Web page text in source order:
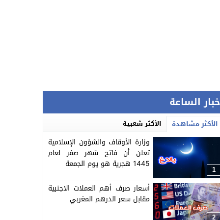
الساعة
الأكثر مشاهدة الأكثر شعبية
1
وزارة الأوقاف والشؤون الإسلامية
تعلن أن فاتح شهر صفر لعام
1445 هجرية هو يوم الجمعة
2
أسعار صرف أهم العملات الاجنبية
مقابل سعر الدرهم المغربي